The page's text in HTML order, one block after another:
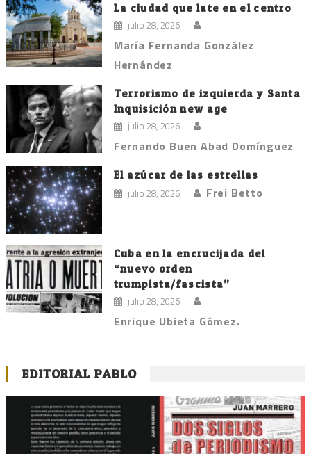
La ciudad que late en el centro
julio 28, 2026
María Fernanda González
Hernández
Terrorismo de izquierda y Santa
Inquisición new age
julio 28, 2026
Fernando Buen Abad Domínguez
El azúcar de las estrellas
julio 28, 2026 Frei Betto
Cuba en la encrucijada del
“nuevo orden
trumpista/fascista”
julio 28, 2026
Enrique Ubieta Gómez.
EDITORIAL PABLO